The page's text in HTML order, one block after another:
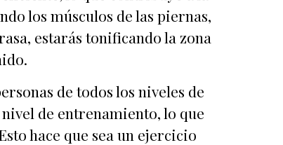
los músculos de las piernas,
estarás tonificando la zona
de todos los niveles de
de entrenamiento, lo que
hace que sea un ejercicio